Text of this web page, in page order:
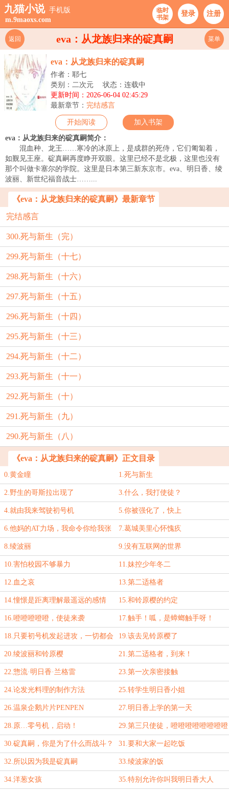
九猫小说 手机版
m.9maoxs.com
临时
书架
登录 注册
eva：从龙族归来的碇真嗣
返回 菜单
eva：从龙族归来的碇真嗣
作者：耶七
类别：二次元
状态：连载中
更新时间：2026-06-04 02:45:29
最新章节： 完结感言
开始阅读 加入书架
eva：从龙族归来的碇真嗣简介：
混血种、龙王……寒冷的冰原上，是成群的死侍，它们匍匐着，
如觐见王座。碇真嗣再度睁开双眼。这里已经不是北极，这里也没有
那个叫做卡塞尔的学院。这里是日本第三新东京市。eva、明日香、绫
波丽、新世纪福音战士……...
《eva：从龙族归来的碇真嗣》最新章节
完结感言
300.死与新生（完）
299.死与新生（十七）
298.死与新生（十六）
297.死与新生（十五）
296.死与新生（十四）
295.死与新生（十三）
294.死与新生（十二）
293.死与新生（十一）
292.死与新生（十）
291.死与新生（九）
290.死与新生（八）
《eva：从龙族归来的碇真嗣》正文目录
0.黄金瞳 1.死与新生
2.野生的哥斯拉出现了 3.什么，我打使徒？
4.就由我来驾驶初号机 5.你被强化了，快上
6.他妈的AT力场，我命令你给我张
开呀！
7.葛城美里心怀愧疚
8.绫波丽 9.没有互联网的世界
10.害怕校园不够暴力 11.妹控少年冬二
12.血之哀 13.第二适格者
14.憧憬是距离理解最遥远的感情 15.和铃原樱的约定
16.噔噔噔噔噔，使徒来袭 17.触手！呱，是蟑螂触手呀！
18.只要初号机发起进攻，一切都会
好起来的。
19.该去见铃原樱了
20.绫波丽和铃原樱 21.第二适格者，到来！
22.惣流·明日香·兰格雷 23.第一次亲密接触
24.论发光料理的制作方法 25.转学生明日香小姐
26.温泉企鹅片片PENPEN 27.明日香上学的第一天
28.原…零号机，启动！ 29.第三只使徒，噔噔噔噔噔噔噔噔
来袭
30.碇真嗣，你是为了什么而战斗？ 31.要和大家一起吃饭
32.所以因为我是碇真嗣 33.绫波家的饭
34.洋葱女孩 35.特别允许你叫我明日香大人